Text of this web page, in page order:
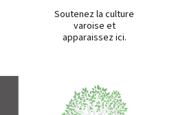
Soutenez la culture
varoise et
apparaissez ici.